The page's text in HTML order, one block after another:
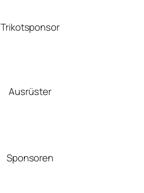
Trikotsponsor
Ausrüster
Sponsoren